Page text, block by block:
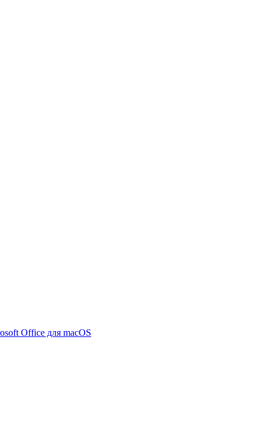
Office для macOS